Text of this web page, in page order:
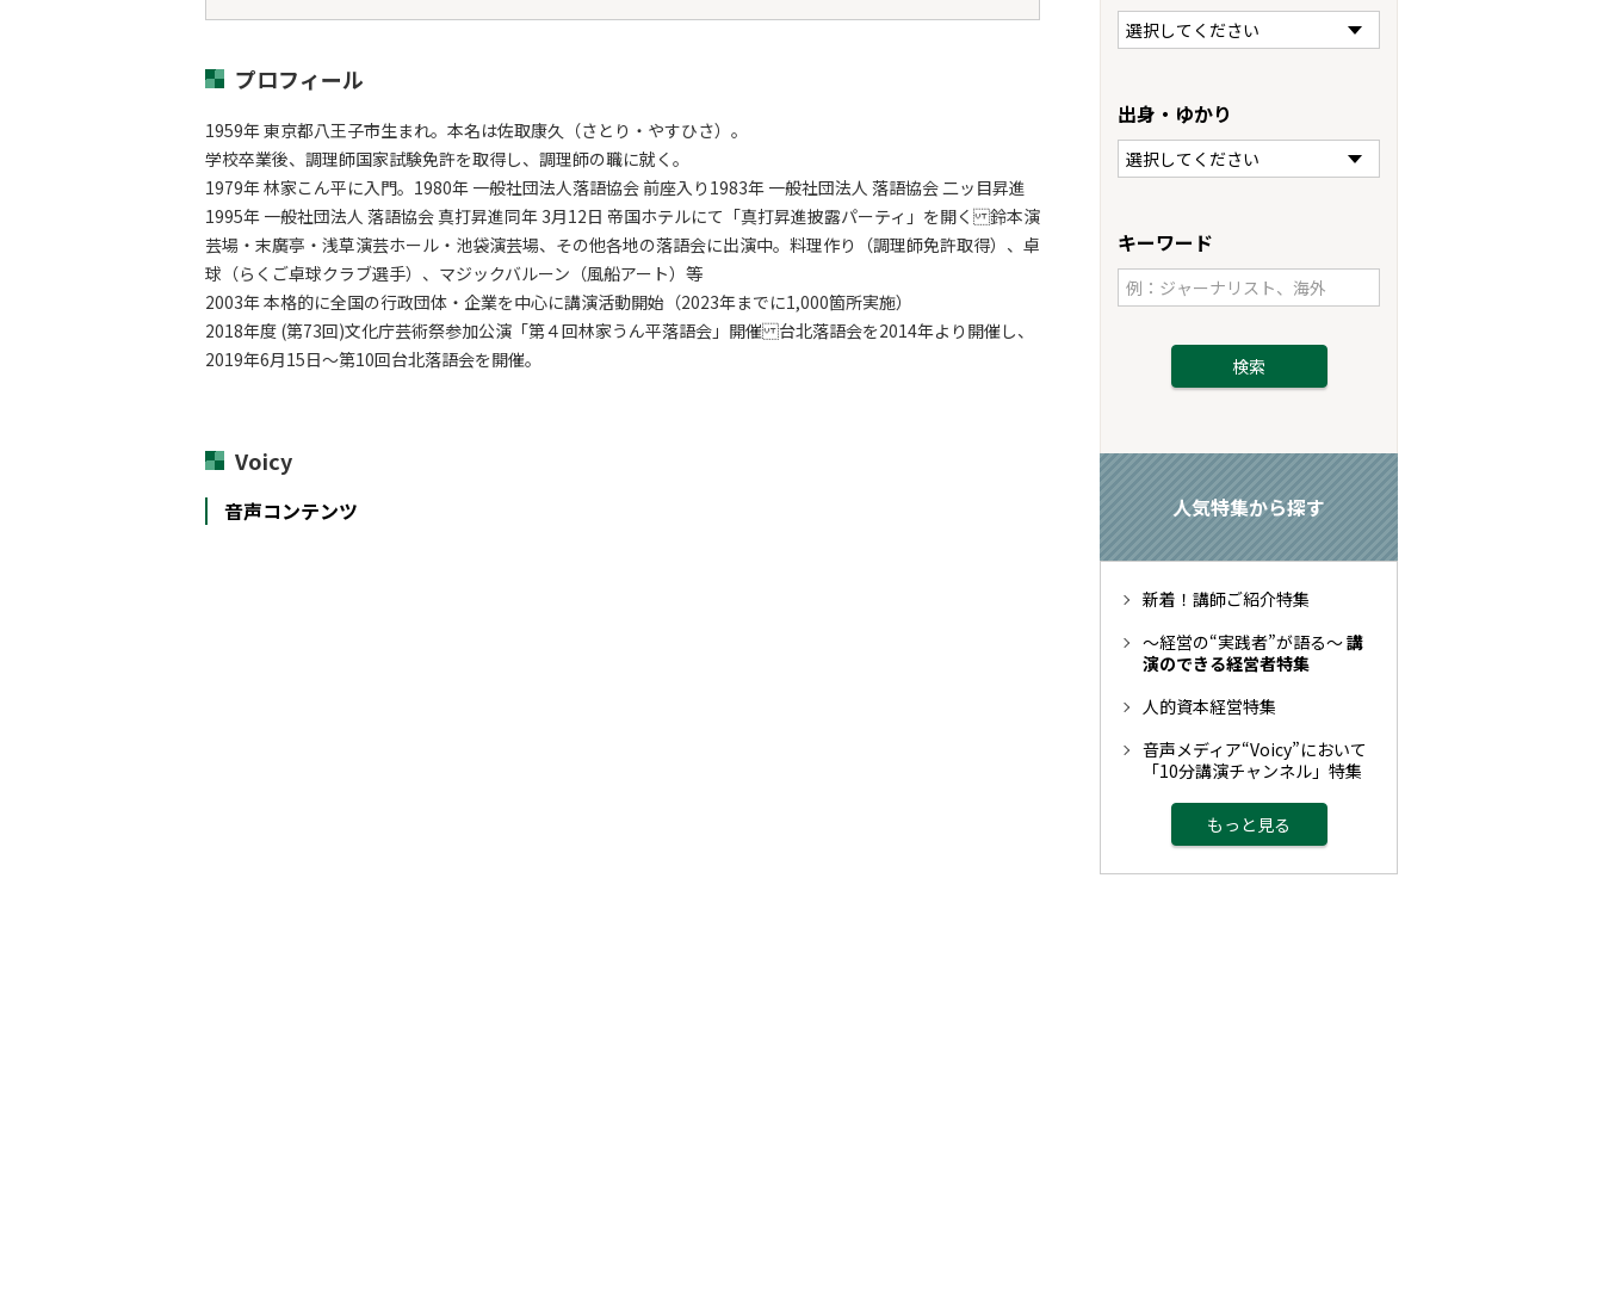
プロフィール
1959年 東京都八王子市生まれ。本名は佐取康久（さとり・やすひさ）。
学校卒業後、調理師国家試験免許を取得し、調理師の職に就く。
1979年 林家こん平に入門。1980年 一般社団法人落語協会 前座入り1983年 一般社団法人 落語協会 二ッ目昇進
1995年 一般社団法人 落語協会 真打昇進同年 3月12日 帝国ホテルにて「真打昇進披露パーティ」を開く 鈴本演
芸場・末廣亭・浅草演芸ホール・池袋演芸場、その他各地の落語会に出演中。料理作り（調理師免許取得）、卓
球（らくご卓球クラブ選手）、マジックバルーン（風船アート）等
2003年 本格的に全国の行政団体・企業を中心に講演活動開始（2023年までに1,000箇所実施）
2018年度 (第73回)文化庁芸術祭参加公演「第４回林家うん平落語会」開催 台北落語会を2014年より開催し、
2019年6月15日～第10回台北落語会を開催。
Voicy
音声コンテンツ
出身・ゆかり
キーワード
人気特集から探す
新着！講師ご紹介特集
～経営の“実践者”が語る～講
演のできる経営者特集
人的資本経営特集
音声メディア“Voicy”において
「10分講演チャンネル」特集
もっと見る